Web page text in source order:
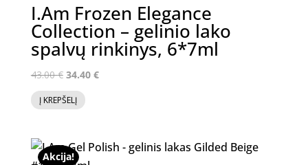
I.Am Frozen Elegance
Collection – gelinio lako
spalvų rinkinys, 6*7ml
43.00€ Original
price
was:
34.40 €Current
Į KREPŠELĮ
Akcija!